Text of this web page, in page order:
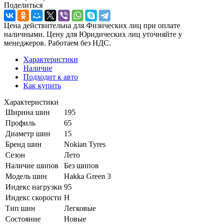
Поделиться
Цена действительна для Физических лиц при оплате
наличными. Цену для Юридических лиц уточняйте у
менеджеров. Работаем без НДС.
Характеристики
Наличие
Подходит к авто
Как купить
Характеристики
Ширина шин
195
Профиль
65
Диаметр шин
15
Бренд шин
Nokian Tyres
Сезон
Лето
Наличие шипов
Без шипов
Модель шин
Hakka Green 3
Индекс нагрузки 95
Индекс скорости H
Тип шин
Легковые
Состояние
Новые